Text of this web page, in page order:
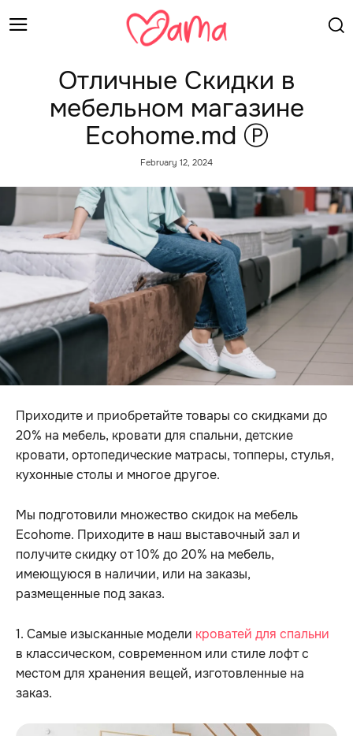
Отличные Скидки в
мебельном магазине
Ecohome.md Ⓟ
February 12, 2024
Приходите и приобретайте товары со скидками до
20% на мебель, кровати для спальни, детские
кровати, ортопедические матрасы, топперы, стулья,
кухонные столы и многое другое.
Мы подготовили множество скидок на мебель
Ecohome. Приходите в наш выставочный зал и
получите скидку от 10% до 20% на мебель,
имеющуюся в наличии, или на заказы,
размещенные под заказ.
1. Самые изысканные модели кроватей для спальни
в классическом, современном или стиле лофт с
местом для хранения вещей, изготовленные на
заказ.